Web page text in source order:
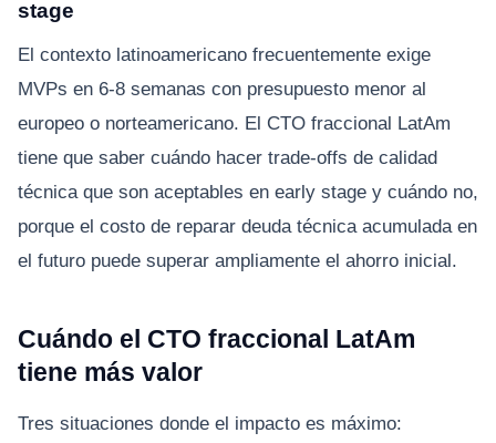
stage
El contexto latinoamericano frecuentemente exige
MVPs en 6-8 semanas con presupuesto menor al
europeo o norteamericano. El CTO fraccional LatAm
tiene que saber cuándo hacer trade-offs de calidad
técnica que son aceptables en early stage y cuándo no,
porque el costo de reparar deuda técnica acumulada en
el futuro puede superar ampliamente el ahorro inicial.
Cuándo el CTO fraccional LatAm
tiene más valor
Tres situaciones donde el impacto es máximo: